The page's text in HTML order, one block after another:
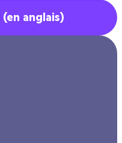
(en anglais)